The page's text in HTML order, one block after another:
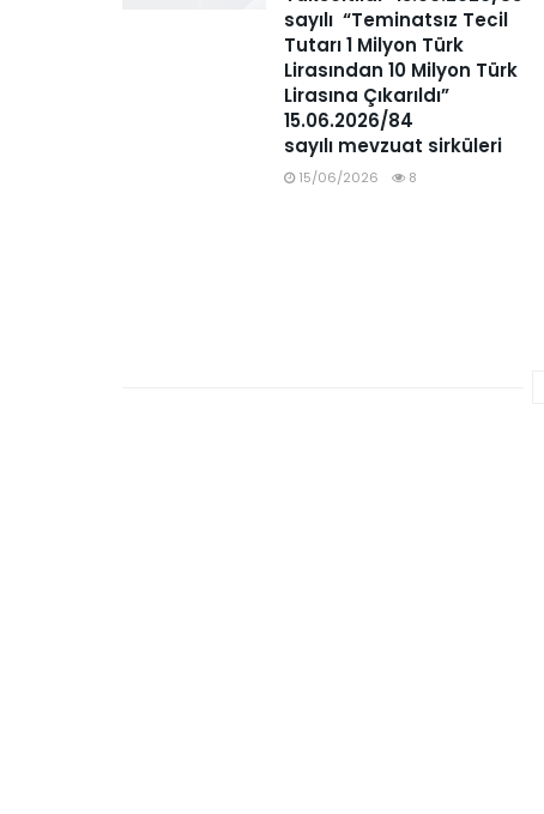
sayılı “Teminatsız Tecil
Tutarı 1 Milyon Türk
Lirasından 10 Milyon Türk
Lirasına Çıkarıldı”
15.06.2026/84
sayılı mevzuat sirküleri
15/06/2026 8